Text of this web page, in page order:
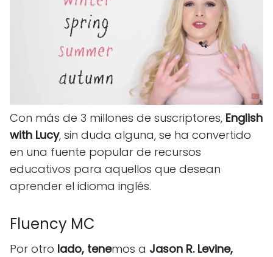
Con más de 3 millones de suscriptores, English
with Lucy, sin duda alguna, se ha convertido
en una fuente popular de recursos
educativos para aquellos que desean
aprender el idioma inglés.
Fluency MC
Por otro lado, tenemos a Jason R. Levine,